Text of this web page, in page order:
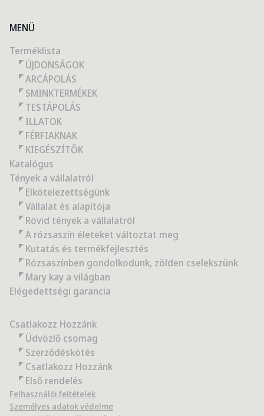
MENÜ
Terméklista
ÚJDONSÁGOK
ARCÁPOLÁS
SMINKTERMÉKEK
TESTÁPOLÁS
ILLATOK
FÉRFIAKNAK
KIEGÉSZÍTŐK
Katalógus
Tények a vállalatról
Elkötelezettségünk
Vállalat és alapítója
Rövid tények a vállalatról
A rózsaszín életeket változtat meg
Kutatás és termékfejlesztés
Rózsaszínben gondolkodunk, zölden cselekszünk
Mary kay a világban
Elégedettségi garancia
Csatlakozz Hozzánk
Üdvözlő csomag
Szerződéskötés
Csatlakozz Hozzánk
Első rendelés
Felhasználói feltételek
Személyes adatok védelme